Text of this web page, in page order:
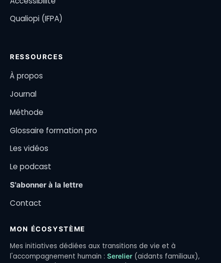
Qualiopi (IFPA)
RESSOURCES
À propos
Journal
Méthode
Glossaire formation pro
Les vidéos
Le podcast
S'abonner à la lettre
Contact
MON ÉCOSYSTÈME
Mes initiatives dédiées aux transitions de vie et à
l'accompagnement humain : Serelier (aidants familiaux),